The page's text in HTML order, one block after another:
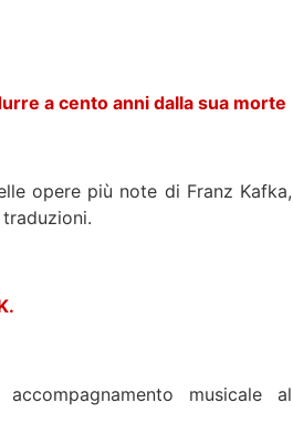
a cento anni dalla sua morte
opere più note di Franz Kafka,
musicale al